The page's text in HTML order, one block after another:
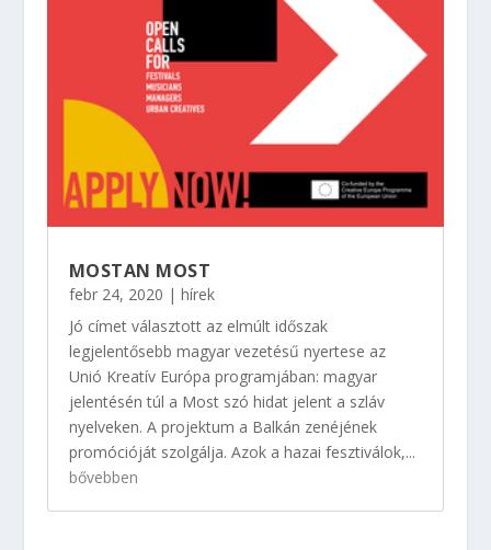
MOSTAN MOST
febr 24, 2020 | hírek
Jó címet választott az elmúlt időszak
legjelentősebb magyar vezetésű nyertese az
Unió Kreatív Európa programjában: magyar
jelentésén túl a Most szó hidat jelent a szláv
nyelveken. A projektum a Balkán zenéjének
promócióját szolgálja. Azok a hazai fesztiválok,...
bővebben